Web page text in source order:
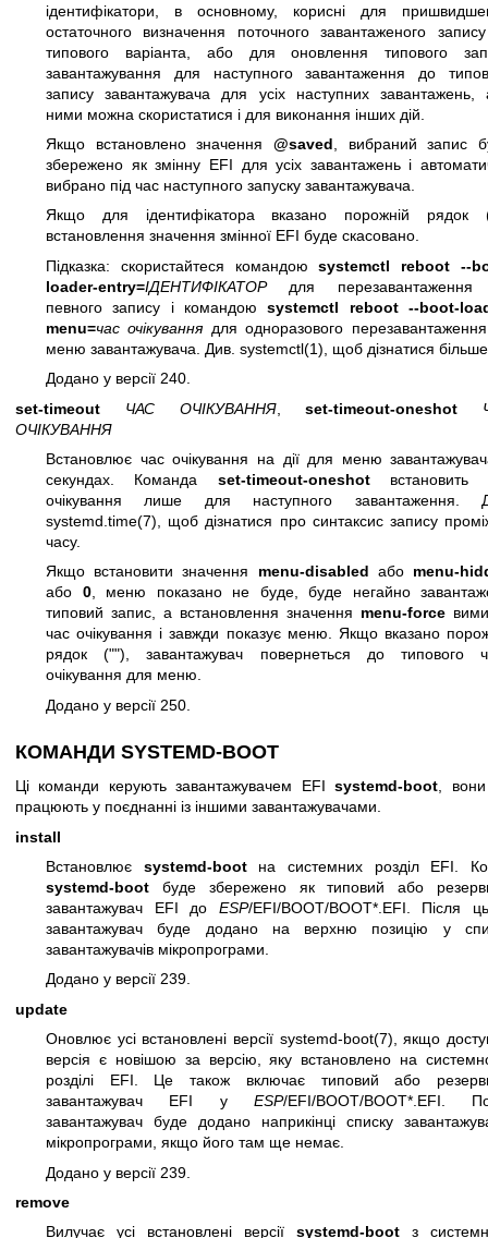
ідентифікатори, в основному, корисні для
остаточного визначення поточного завантаженого
типового варіанта, або для оновлення типового
завантажування для наступного завантаження до
запису завантажувача для усіх наступних завантажень,
ними можна скористатися і для виконання інших дій.
Якщо встановлено значення @saved , вибраний запис
збережено як змінну EFI для усіх завантажень і
вибрано під час наступного запуску завантажувача.
Якщо для ідентифікатора вказано порожній рядок
встановлення значення змінної EFI буде скасовано.
Підказка: скористайтеся командоюsystemctl reboot --
loader-entry=ІДЕНТИФІКАТОРдля перезавантаження
певного запису і командоюsystemctl reboot --boot-
menu=час очікуваннядля одноразового
меню завантажувача. Див. systemctl(1) , щоб дізнатися
Додано у версії 240.
set-timeout
ЧАС ОЧІКУВАННЯ,set-timeout-oneshot
ОЧІКУВАННЯ
Встановлює час очікування на дії для меню
секундах. Команда set-timeout-oneshotвстановить
очікування лише для наступного завантаження.
systemd.time(7) , щоб дізнатися про синтаксис запису
часу.
Якщо встановити значення menu-disabled або menu-
або 0, меню показано не буде, буде негайно
типовий запис, а встановлення значення menu-force
час очікування і завжди показує меню. Якщо вказано
рядок (""), завантажувач повернеться до типового
очікування для меню.
Додано у версії 250.
КОМАНДИ SYSTEMD-BOOT
Ці команди керують завантажувачем EFIsystemd-boot,
працюють у поєднанні із іншими завантажувачами.
install
Встановлює systemd-bootна системних розділ EFI.
systemd-boot буде збережено як типовий або
завантажувач EFI до ESP/EFI/BOOT/BOOT*.EFI. Після
завантажувач буде додано на верхню позицію у
завантажувачів мікропрограми.
Додано у версії 239.
update
Оновлює усі встановлені версії systemd-boot(7) , якщо
версія є новішою за версію, яку встановлено на
розділі EFI. Це також включає типовий або
завантажувач EFI у ESP/EFI/BOOT/BOOT*.EFI.
завантажувач буде додано наприкінці списку
мікропрограми, якщо його там ще немає.
Додано у версії 239.
remove
Вилучає усі встановлені версії systemd-boot з